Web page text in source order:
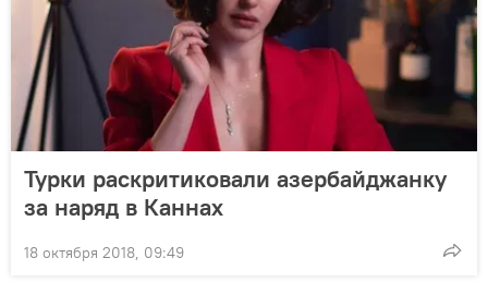
Турки раскритиковали азербайджанку
за наряд в Каннах
18 октября 2018, 09:49